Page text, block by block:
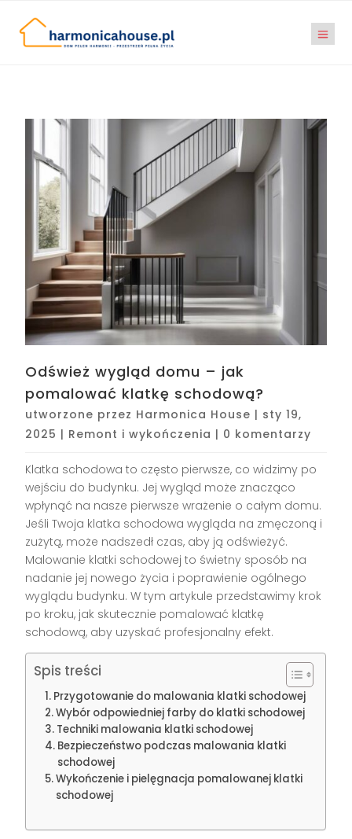
Odśwież wygląd domu – jak
pomalować klatkę schodową?
utworzone przez Harmonica House | sty 19,
2025 | Remont i wykończenia | 0 komentarzy
Klatka schodowa to często pierwsze, co widzimy po
wejściu do budynku. Jej wygląd może znacząco
wpłynąć na nasze pierwsze wrażenie o całym domu.
Jeśli Twoja klatka schodowa wygląda na zmęczoną i
zużytą, może nadszedł czas, aby ją odświeżyć.
Malowanie klatki schodowej to świetny sposób na
nadanie jej nowego życia i poprawienie ogólnego
wyglądu budynku. W tym artykule przedstawimy krok
po kroku, jak skutecznie pomalować klatkę
schodową, aby uzyskać profesjonalny efekt.
Spis treści
Przygotowanie do malowania klatki schodowej
Wybór odpowiedniej farby do klatki schodowej
Techniki malowania klatki schodowej
Bezpieczeństwo podczas malowania klatki
schodowej
Wykończenie i pielęgnacja pomalowanej klatki
schodowej